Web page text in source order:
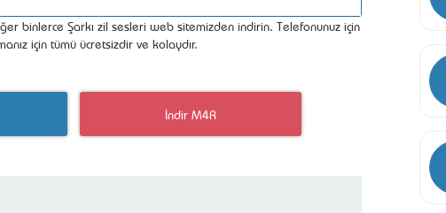
binlerce Şarkı zil sesleri web sitemizden indirin. Telefonunuz için
için tümü ücretsizdir ve kolaydır.
İndir M4R